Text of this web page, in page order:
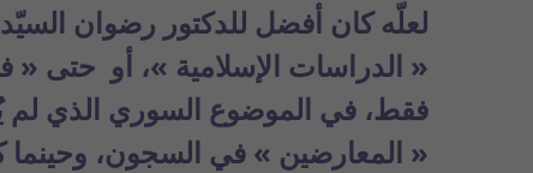
لعلّه كان أفضل للدكتور رضوان
« الدراسات الإسلامية »، أو حتى
فقط، في الموضوع السوري الذي لم
« المعارضين » في السجون، وحينما